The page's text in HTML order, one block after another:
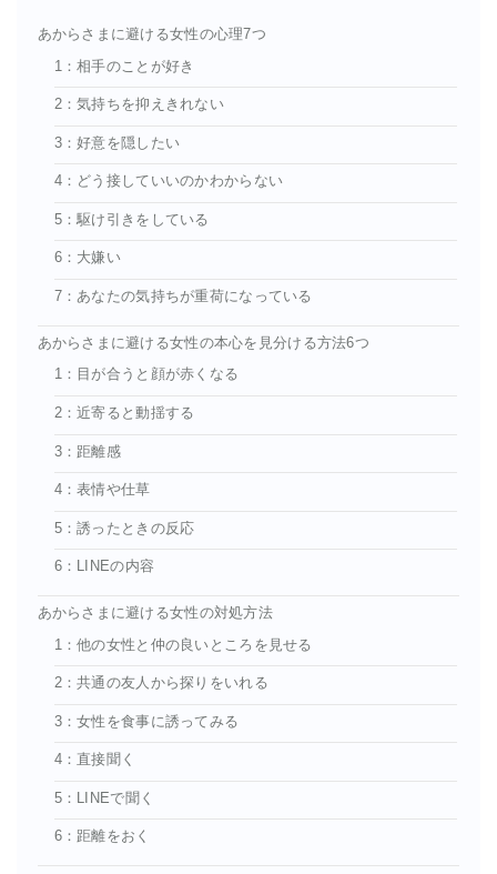
あからさまに避ける女性の心理7つ
1：相手のことが好き
2：気持ちを抑えきれない
3：好意を隠したい
4：どう接していいのかわからない
5：駆け引きをしている
6：大嫌い
7：あなたの気持ちが重荷になっている
あからさまに避ける女性の本心を見分ける方法6つ
1：目が合うと顔が赤くなる
2：近寄ると動揺する
3：距離感
4：表情や仕草
5：誘ったときの反応
6：LINEの内容
あからさまに避ける女性の対処方法
1：他の女性と仲の良いところを見せる
2：共通の友人から探りをいれる
3：女性を食事に誘ってみる
4：直接聞く
5：LINEで聞く
6：距離をおく